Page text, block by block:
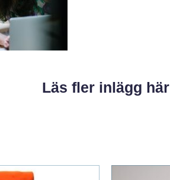
Läs fler inlägg här